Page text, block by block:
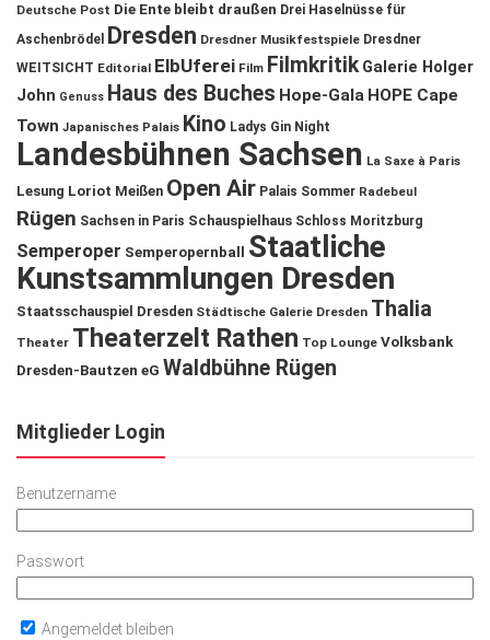
Deutsche Post Die Ente bleibt draußen Drei Haselnüsse für
Aschenbrödel
Dresden Dresdner Musikfestspiele Dresdner
WEITSICHT Editorial ElbUferei Film Filmkritik Galerie Holger
John Genuss Haus des Buches Hope-Gala HOPE Cape
Town Japanisches Palais Kino Ladys Gin Night
Landesbühnen Sachsen La Saxe à Paris
Lesung Loriot Meißen Open Air Palais Sommer Radebeul
Rügen Sachsen in Paris Schauspielhaus Schloss Moritzburg
Semperoper Semperopernball
Staatliche
Kunstsammlungen Dresden
Staatsschauspiel Dresden Städtische Galerie Dresden Thalia
Theater Theaterzelt Rathen Top Lounge Volksbank
Dresden-Bautzen eG Waldbühne Rügen
Mitglieder Login
Benutzername
Passwort
Angemeldet bleiben